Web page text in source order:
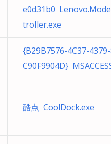
e0d31b0
troller.exe
{B29B7576-4C37-
C90F9904D}
酷点 CoolDock.exe